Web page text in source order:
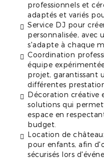
professionnels et
adaptés et variés
Service DJ pour
personnalisée, avec
s'adapte à chaque
Coordination
équipe
projet, garantissant
différentes
Décoration créative
solutions qui
espace en
budget.
Location de
pour enfants, afin
sécurisés lors